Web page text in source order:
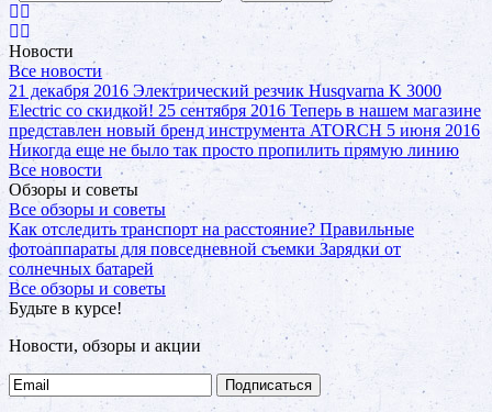
Новости
Все новости
21 декабря 2016 Электрический резчик Husqvarna K 3000
Electric со скидкой! 25 сентября 2016 Теперь в нашем магазине
представлен новый бренд инструмента ATORCH 5 июня 2016
Никогда еще не было так просто пропилить прямую линию
Все новости
Обзоры и советы
Все обзоры и советы
Как отследить транспорт на расстояние? Правильные
фотоаппараты для повседневной съемки Зарядки от
солнечных батарей
Все обзоры и советы
Будьте в курсе!
Новости, обзоры и акции
Подписаться